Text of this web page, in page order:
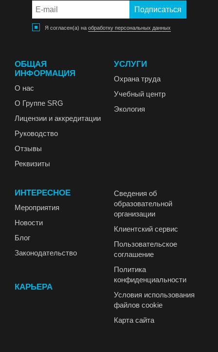
Я согласен(а) на обработку персональных данных
ОБЩАЯ
ИНФОРМАЦИЯ
О нас
О Группе SRG
Лицензии и аккредитации
Руководство
Отзывы
Реквизиты
УСЛУГИ
Охрана труда
Учебный центр
Экология
ИНТЕРЕСНОЕ
Мероприятия
Новости
Блог
Законодательство
КАРЬЕРА
Сведения об
образовательной
организации
Клиентский сервис
Пользовательское
соглашение
Политика
конфиденциальности
Условия использования
файлов cookie
Карта сайта